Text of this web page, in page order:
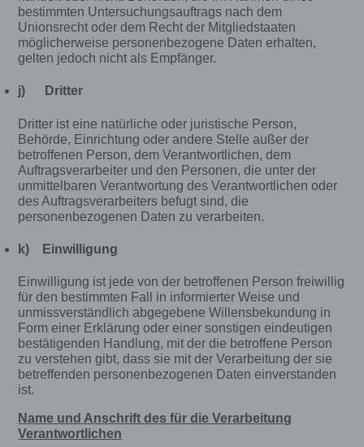
bestimmten Untersuchungsauftrags nach dem
Unionsrecht oder dem Recht der Mitgliedstaaten
möglicherweise personenbezogene Daten erhalten,
gelten jedoch nicht als Empfänger.
j) Dritter
Dritter ist eine natürliche oder juristische Person,
Behörde, Einrichtung oder andere Stelle außer der
betroffenen Person, dem Verantwortlichen, dem
Auftragsverarbeiter und den Personen, die unter der
unmittelbaren Verantwortung des Verantwortlichen oder
des Auftragsverarbeiters befugt sind, die
personenbezogenen Daten zu verarbeiten.
k) Einwilligung
Einwilligung ist jede von der betroffenen Person freiwillig
für den bestimmten Fall in informierter Weise und
unmissverständlich abgegebene Willensbekundung in
Form einer Erklärung oder einer sonstigen eindeutigen
bestätigenden Handlung, mit der die betroffene Person
zu verstehen gibt, dass sie mit der Verarbeitung der sie
betreffenden personenbezogenen Daten einverstanden
ist.
Name und Anschrift des für die Verarbeitung
Verantwortlichen